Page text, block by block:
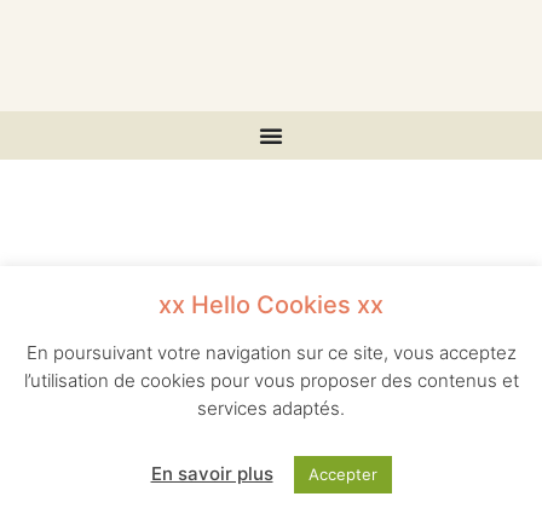
xx Hello Cookies xx
En poursuivant votre navigation sur ce site, vous acceptez
l’utilisation de cookies pour vous proposer des contenus et
services adaptés.
En savoir plus Accepter